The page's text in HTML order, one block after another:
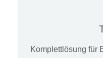
Komplettlösung für